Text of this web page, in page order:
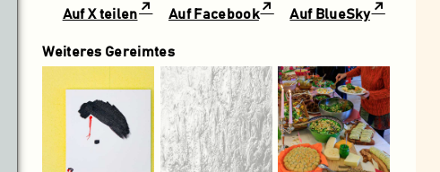
Auf X teilen
Auf Facebook Auf BlueSky
Weiteres Gereimtes